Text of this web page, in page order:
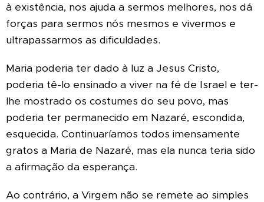
à existência, nos ajuda a sermos melhores, nos dá
forças para sermos nós mesmos e vivermos e
ultrapassarmos as dificuldades.
Maria poderia ter dado à luz a Jesus Cristo,
poderia tê-lo ensinado a viver na fé de Israel e ter-
lhe mostrado os costumes do seu povo, mas
poderia ter permanecido em Nazaré, escondida,
esquecida. Continuaríamos todos imensamente
gratos a Maria de Nazaré, mas ela nunca teria sido
a afirmação da esperança.
Ao contrário, a Virgem não se remete ao simples